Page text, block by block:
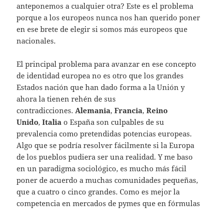
anteponemos a cualquier otra? Este es el problema
porque a los europeos nunca nos han querido poner
en ese brete de elegir si somos más europeos que
nacionales.
El principal problema para avanzar en ese concepto
de identidad europea no es otro que los grandes
Estados nación que han dado forma a la Unión y
ahora la tienen rehén de sus
contradicciones. Alemania,Francia,Reino
Unido,Italia o España son culpables de su
prevalencia como pretendidas potencias europeas.
Algo que se podría resolver fácilmente si la Europa
de los pueblos pudiera ser una realidad. Y me baso
en un paradigma sociológico, es mucho más fácil
poner de acuerdo a muchas comunidades pequeñas,
que a cuatro o cinco grandes. Como es mejor la
competencia en mercados de pymes que en fórmulas